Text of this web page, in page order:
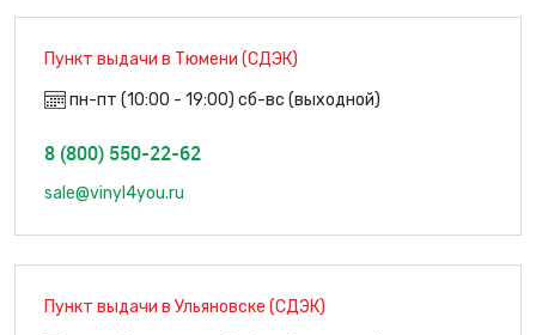
Пункт выдачи в Тюмени (СДЭК)
пн-пт (10:00 - 19:00) сб-вс (выходной)
8 (800) 550-22-62
sale@vinyl4you.ru
Пункт выдачи в Ульяновске (СДЭК)